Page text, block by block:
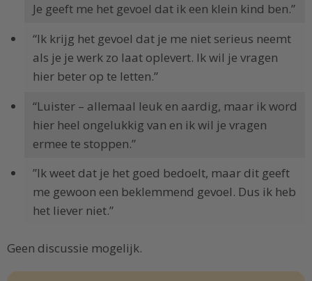
Je geeft me het gevoel dat ik een klein kind ben.”
“Ik krijg het gevoel dat je me niet serieus neemt
als je je werk zo laat oplevert. Ik wil je vragen
hier beter op te letten.”
“Luister – allemaal leuk en aardig, maar ik word
hier heel ongelukkig van en ik wil je vragen
ermee te stoppen.”
”Ik weet dat je het goed bedoelt, maar dit geeft
me gewoon een beklemmend gevoel. Dus ik heb
het liever niet.”
Geen discussie mogelijk.